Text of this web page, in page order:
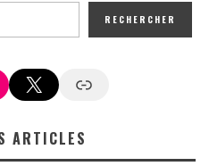
RECHERCHER
X Google News
ARTICLES